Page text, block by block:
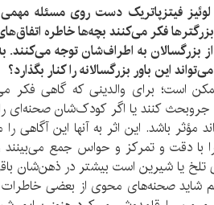
فیتزپاتریک دست روی مسئله
بزرگترها فکر می‌کنند بچه‌ها خاطره
بزرگسالان به اطراف‌شان توجه
این باور بزرگسالانه را کنار بگذارد؟
است؛ برای والدینی که گاهی فکر
جروبحث کنند یا اگر کودک‌شان صحنه‌ای
مؤثر باشد. این اثر به آنها این آگاهی
با دقت و تمرکز و حواس جمع می‌بینند
یا شیرین است بیشتر در ذهن‌شان
شاید صحنه‌های محوی از بعضی خاطرات